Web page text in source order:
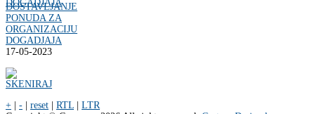
DOSTAVLJANJE
PONUDA ZA
ORGANIZACIJU
DOGADJAJA
17-05-2023
+ - reset RTL
LTR